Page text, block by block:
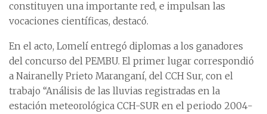
constituyen una importante red, e impulsan las
vocaciones científicas, destacó.
En el acto, Lomelí entregó diplomas a los ganadores
del concurso del PEMBU. El primer lugar correspondió
a Nairanelly Prieto Maranganí, del CCH Sur, con el
trabajo “Análisis de las lluvias registradas en la
estación meteorológica CCH-SUR en el periodo 2004-